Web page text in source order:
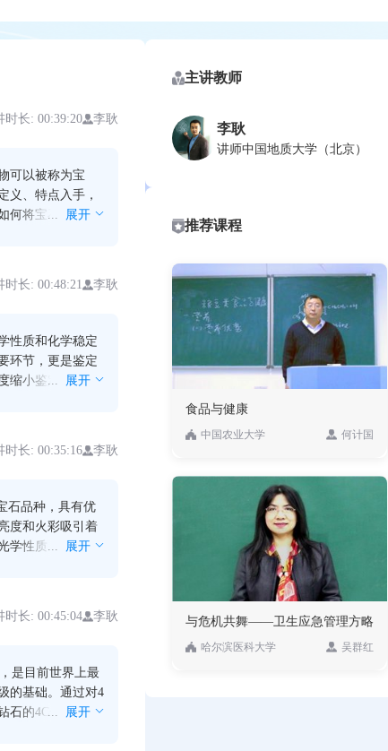
思维能力。
时长: 00:39:20 李耿
可以被称为宝
义、特点入手，
何将宝石分为天
... 展开
时长: 00:48:21 李耿
性质和化学稳定
环节，更是鉴定
缩小鉴定范围，
... 展开
时长: 00:35:16 李耿
石品种，具有优
度和火彩吸引着
学性质，优化处
... 展开
时长: 00:45:04 李耿
是目前世界上最
的基础。通过对4
石的4C分级，不
... 展开
主讲教师
李耿
讲师中国地质大学（北京）
推荐课程
食品与健康
中国农业大学 何计国
与危机共舞——卫生应急管理方略
哈尔滨医科大学 吴群红